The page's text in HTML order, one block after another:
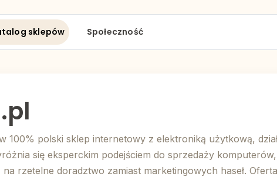
sklepów Społeczność
100% polski sklep internetowy z elektroniką użytkową,
się eksperckim podejściem do sprzedaży
na rzetelne doradztwo zamiast marketingowych haseł.